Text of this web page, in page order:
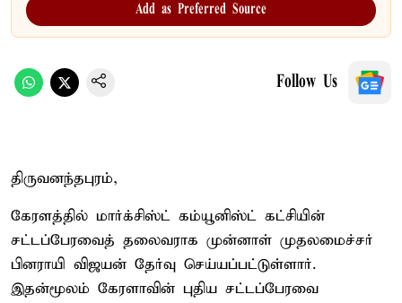
Add as Preferred Source
Follow Us
திருவனந்தபுரம்,
கேரளத்தில் மார்க்சிஸ்ட் கம்யூனிஸ்ட் கட்சியின்
சட்டப்பேரவைத் தலைவராக முன்னாள் முதலமைச்சர்
பினராயி விஜயன் தேர்வு செய்யப்பட்டுள்ளார்.
இதன்மூலம் கேரளாவின் புதிய சட்டப்பேரவை